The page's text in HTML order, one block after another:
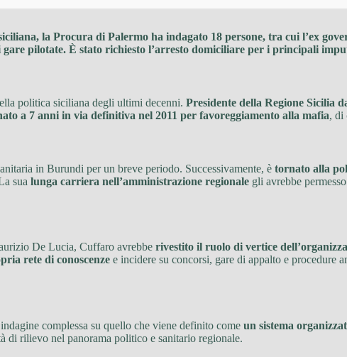
la Procura di Palermo ha indagato 18 persone, tra cui l’ex
pilotate. È stato richiesto l’arresto domiciliare per i principali
politica siciliana degli ultimi decenni. Presidente della Regione Sicilia
a 7 anni in via definitiva nel 2011 per favoreggiamento alla mafia, di
in Burundi per un breve periodo. Successivamente, è tornato alla
sua lunga carriera nell’amministrazione regionale gli avrebbe
De Lucia, Cuffaro avrebbe rivestito il ruolo di vertice
rete di conoscenze e incidere su concorsi, gare di appalto e
complessa su quello che viene definito come un sistema
di rilievo nel panorama politico e sanitario regionale.